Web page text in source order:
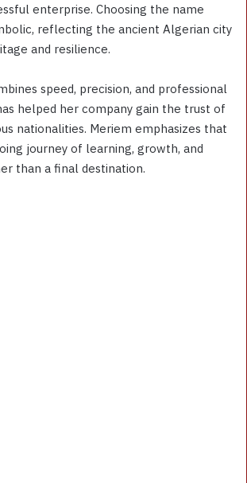
enterprise. Choosing the name
reflecting the ancient Algerian city
and resilience.
speed, precision, and professional
helped her company gain the trust of
nationalities. Meriem emphasizes that
journey of learning, growth, and
than a final destination.